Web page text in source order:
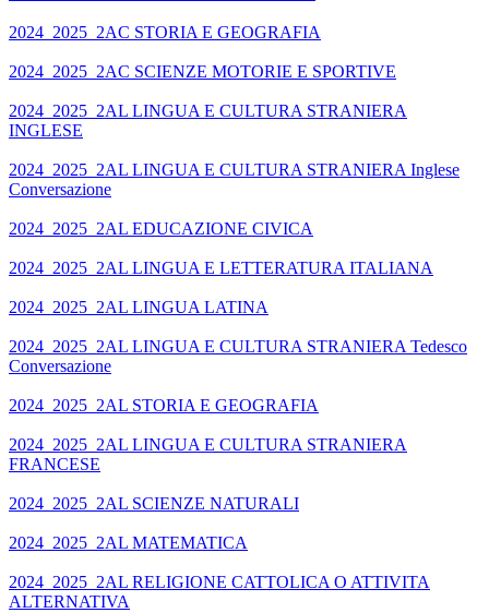
2024_2025_2AC STORIA E GEOGRAFIA
2024_2025_2AC SCIENZE MOTORIE E SPORTIVE
2024_2025_2AL LINGUA E CULTURA STRANIERA
INGLESE
2024_2025_2AL LINGUA E CULTURA STRANIERA Inglese
Conversazione
2024_2025_2AL EDUCAZIONE CIVICA
2024_2025_2AL LINGUA E LETTERATURA ITALIANA
2024_2025_2AL LINGUA LATINA
2024_2025_2AL LINGUA E CULTURA STRANIERA Tedesco
Conversazione
2024_2025_2AL STORIA E GEOGRAFIA
2024_2025_2AL LINGUA E CULTURA STRANIERA
FRANCESE
2024_2025_2AL SCIENZE NATURALI
2024_2025_2AL MATEMATICA
2024_2025_2AL RELIGIONE CATTOLICA O ATTIVITA
ALTERNATIVA